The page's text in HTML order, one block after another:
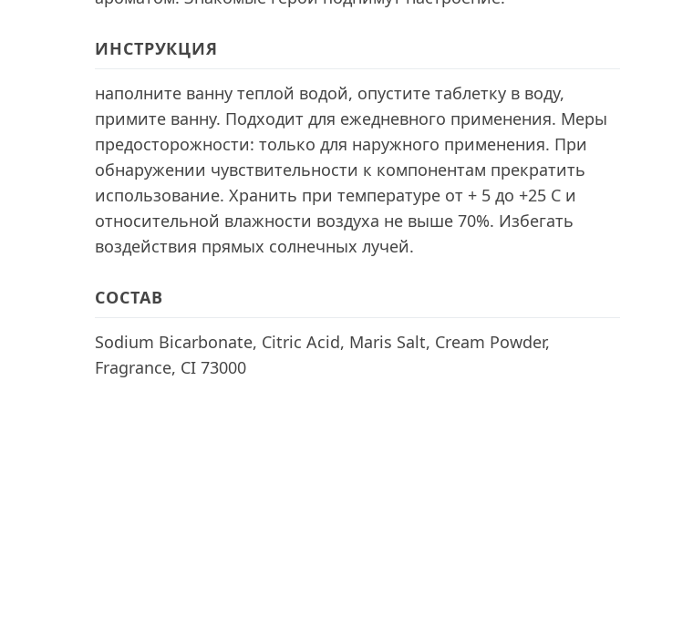
ИНСТРУКЦИЯ
наполните ванну теплой водой, опустите таблетку в воду,
примите ванну. Подходит для ежедневного применения. Меры
предосторожности: только для наружного применения. При
обнаружении чувствительности к компонентам прекратить
использование. Хранить при температуре от + 5 до +25 С и
относительной влажности воздуха не выше 70%. Избегать
воздействия прямых солнечных лучей.
СОСТАВ
Sodium Bicarbonate, Citric Acid, Maris Salt, Cream Powder,
Fragrance, CI 73000